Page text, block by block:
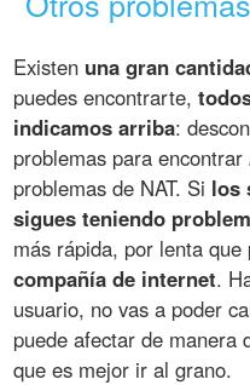
Existen una gran
puedes encontrarte,
indicamos arriba:
problemas para encontrar
problemas de NAT. Si los
sigues teniendo
más rápida, por lenta
compañía de internet.
usuario, no vas a poder
puede afectar de manera
que es mejor ir al grano.